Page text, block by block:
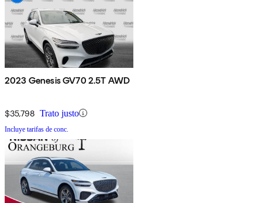
2023 Genesis GV70 2.5T AWD
$35,798 Trato justo
Incluye tarifas de conc.